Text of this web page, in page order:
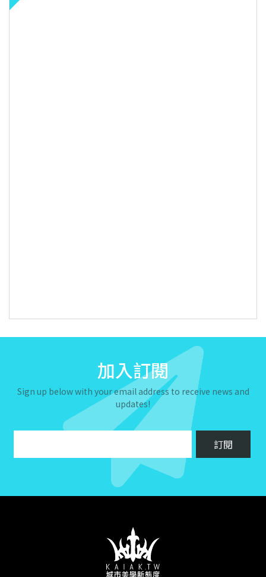
加入訂閱
Sign up below with your email address to receive news and
updates!